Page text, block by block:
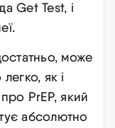
Get Test, і
може
як і
PrEP, який
абсолютно